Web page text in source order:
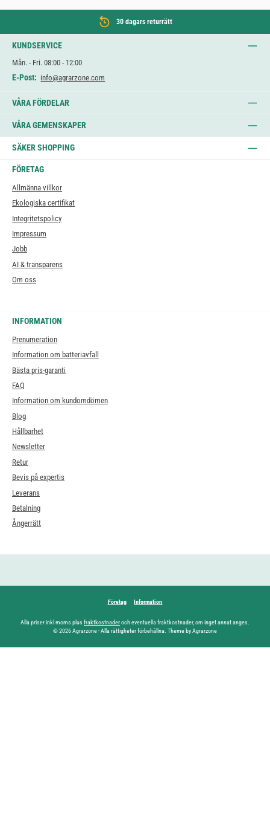
30 dagars returrätt
KUNDSERVICE
Mån. - Fri. 08:00 - 12:00
E-Post: info@agrarzone.com
VÅRA FÖRDELAR
VÅRA GEMENSKAPER
SÄKER SHOPPING
FÖRETAG
Allmänna villkor
Ekologiska certifikat
Integritetspolicy
Impressum
Jobb
AI & transparens
Om oss
INFORMATION
Prenumeration
Information om batteriavfall
Bästa pris-garanti
FAQ
Information om kundomdömen
Blog
Hållbarhet
Newsletter
Retur
Bevis på expertis
Leverans
Betalning
Ångerrätt
Företag Information
Alla priser inkl moms plus fraktkostnaderoch eventuella fraktkostnader, om inget annat anges.
© 2026 Agrarzone - Alla rättigheter förbehållna. Theme by Agrarzone